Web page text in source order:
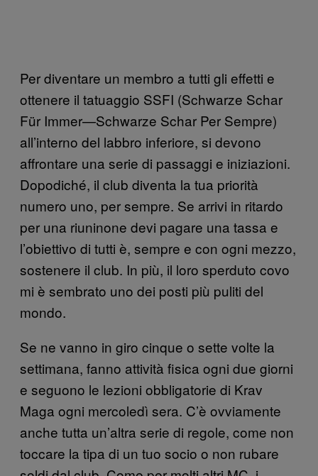
Per diventare un membro a tutti gli effetti e
ottenere il tatuaggio SSFI (Schwarze Schar
Für Immer—Schwarze Schar Per Sempre)
all’interno del labbro inferiore, si devono
affrontare una serie di passaggi e iniziazioni.
Dopodiché, il club diventa la tua priorità
numero uno, per sempre. Se arrivi in ritardo
per una riuninone devi pagare una tassa e
l’obiettivo di tutti è, sempre e con ogni mezzo,
sostenere il club. In più, il loro sperduto covo
mi è sembrato uno dei posti più puliti del
mondo.
Se ne vanno in giro cinque o sette volte la
settimana, fanno attività fisica ogni due giorni
e seguono le lezioni obbligatorie di Krav
Maga ogni mercoledì sera. C’è ovviamente
anche tutta un’altra serie di regole, come non
toccare la tipa di un tuo socio o non rubare